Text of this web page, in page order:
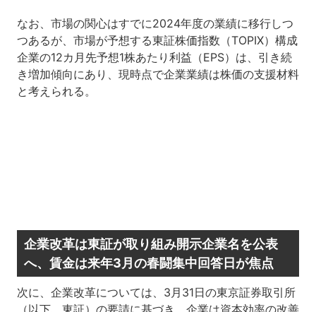
なお、市場の関心はすでに2024年度の業績に移行しつ
つあるが、市場が予想する東証株価指数（TOPIX）構成
企業の12カ月先予想1株あたり利益（EPS）は、引き続
き増加傾向にあり、現時点で企業業績は株価の支援材料
と考えられる。
企業改革は東証が取り組み開示企業名を公表
へ、賃金は来年3月の春闘集中回答日が焦点
次に、企業改革については、3月31日の東京証券取引所